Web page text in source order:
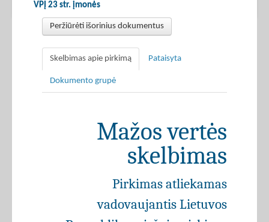
VPĮ 23 str. įmonės
Peržiūrėti išorinius dokumentus
Skelbimas apie pirkimą Pataisyta
Dokumento grupė
Mažos vertės
skelbimas
Pirkimas atliekamas
vadovaujantis Lietuvos